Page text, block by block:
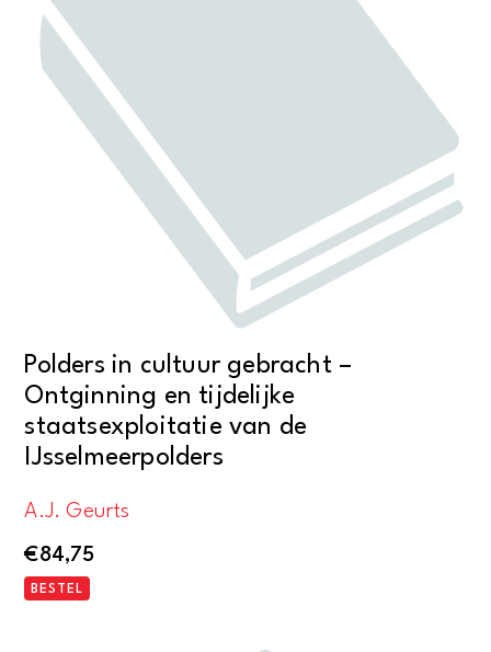
Polders in cultuur gebracht –
Ontginning en tijdelijke
staatsexploitatie van de
IJsselmeerpolders
A.J. Geurts
€84,75
BESTEL